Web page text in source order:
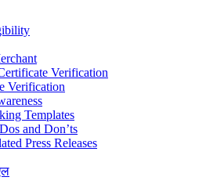
Verification
Verification
Templates
and Don’ts
Press Releases